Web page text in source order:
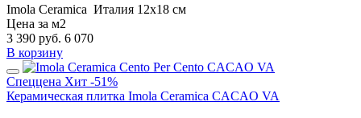
Imola Ceramica Италия 12x18 см
Цена за м2
3 390 руб. 6 070
В корзину
Спеццена Хит -51%
Керамическая плитка Imola Ceramica CACAO VA